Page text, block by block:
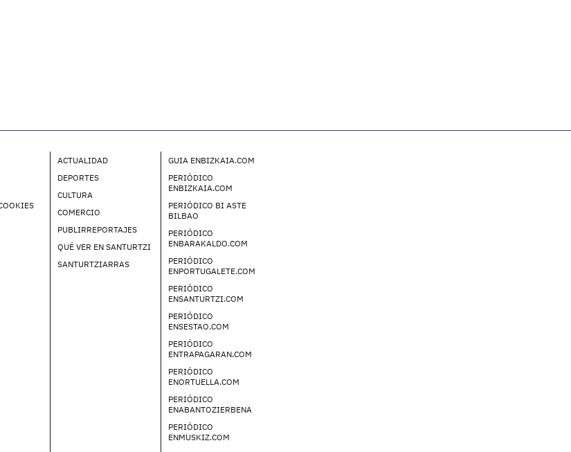
ACTUALIDAD
DEPORTES
CULTURA
COMERCIO
PUBLIRREPORTAJES
QUÉ VER EN SANTURTZI
SANTURTZIARRAS
GUIA ENBIZKAIA.COM
PERIÓDICO
ENBIZKAIA.COM
PERIÓDICO BI ASTE
BILBAO
PERIÓDICO
ENBARAKALDO.COM
PERIÓDICO
ENPORTUGALETE.COM
PERIÓDICO
ENSANTURTZI.COM
PERIÓDICO
ENSESTAO.COM
PERIÓDICO
ENTRAPAGARAN.COM
PERIÓDICO
ENORTUELLA.COM
PERIÓDICO
ENABANTOZIERBENA
PERIÓDICO
ENMUSKIZ.COM